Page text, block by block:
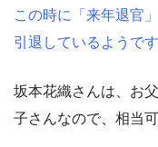
この時に「来年退官
引退しているようです
坂本花織さんは、お
子さんなので、相当